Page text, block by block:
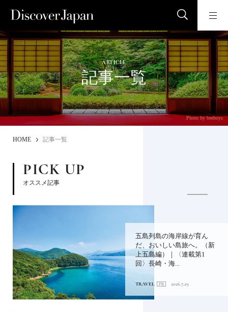
ARTICLE
記事一覧
Photo by beeboys
HOME 記事一覧
PICK UP
オススメ記事
五島列島の海岸線が育ん
だ、おいしい島旅へ。（新
上五島編）｜〈連載第1
回〉長崎・海...
TRAVEL 2026.7.29